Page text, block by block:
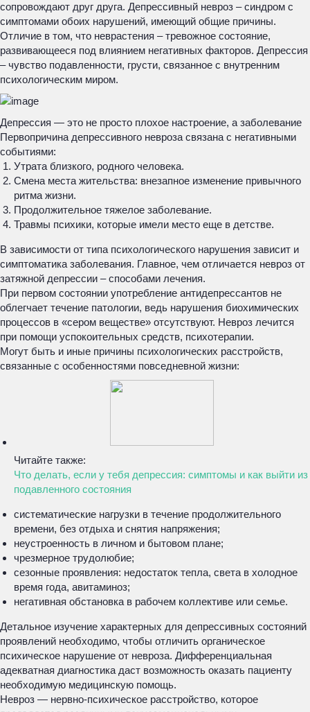
сопровождают друг друга. Депрессивный невроз – синдром с
симптомами обоих нарушений, имеющий общие причины.
Отличие в том, что неврастения – тревожное состояние,
развивающееся под влиянием негативных факторов. Депрессия
– чувство подавленности, грусти, связанное с внутренним
психологическим миром.
Депрессия — это не просто плохое настроение, а заболевание
Первопричина депрессивного невроза связана с негативными
событиями:
Утрата близкого, родного человека.
Смена места жительства: внезапное изменение привычного
ритма жизни.
Продолжительное тяжелое заболевание.
Травмы психики, которые имели место еще в детстве.
В зависимости от типа психологического нарушения зависит и
симптоматика заболевания. Главное, чем отличается невроз от
затяжной депрессии – способами лечения.
При первом состоянии употребление антидепрессантов не
облегчает течение патологии, ведь нарушения биохимических
процессов в «сером веществе» отсутствуют. Невроз лечится
при помощи успокоительных средств, психотерапии.
Могут быть и иные причины психологических расстройств,
связанные с особенностями повседневной жизни:
Читайте также:
Что делать, если у тебя депрессия: симптомы и как выйти из
подавленного состояния
систематические нагрузки в течение продолжительного
времени, без отдыха и снятия напряжения;
неустроенность в личном и бытовом плане;
чрезмерное трудолюбие;
сезонные проявления: недостаток тепла, света в холодное
время года, авитаминоз;
негативная обстановка в рабочем коллективе или семье.
Детальное изучение характерных для депрессивных состояний
проявлений необходимо, чтобы отличить органическое
психическое нарушение от невроза. Дифференциальная
адекватная диагностика даст возможность оказать пациенту
необходимую медицинскую помощь.
Невроз — нервно-психическое расстройство, которое